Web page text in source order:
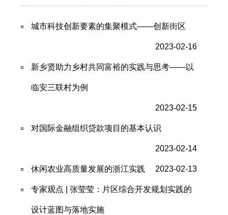
城市科技创新要素的集聚模式——创新街区
2023-02-16
新乡贤助力乡村共同富裕的实践与思考——以
临安三联村为例
2023-02-15
对国际金融组织贷款项目的基本认识
2023-02-14
休闲农业高质量发展的浙江实践 2023-02-13
专家观点 | 张莹莹：片区综合开发规划实践的
设计蓝图与落地实施